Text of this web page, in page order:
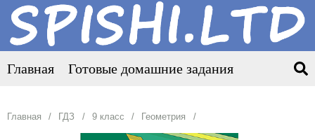
Главная Готовые домашние задания
Главная ГДЗ 9 класс Геометрия